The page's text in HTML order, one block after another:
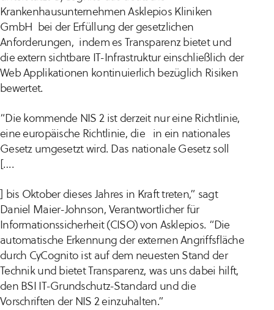
Krankenhausunternehmen Asklepios Kliniken
GmbH bei der Erfüllung der gesetzlichen
Anforderungen, indem es Transparenz bietet und
die extern sichtbare IT-Infrastruktur einschließlich der
Web Applikationen kontinuierlich bezüglich Risiken
bewertet.
“Die kommende NIS 2 ist derzeit nur eine Richtlinie,
eine europäische Richtlinie, die in ein nationales
Gesetz umgesetzt wird. Das nationale Gesetz soll
[….
] bis Oktober dieses Jahres in Kraft treten,” sagt
Daniel Maier-Johnson, Verantwortlicher für
Informationssicherheit (CISO) von Asklepios. “Die
automatische Erkennung der externen Angriffsfläche
durch CyCognito ist auf dem neuesten Stand der
Technik und bietet Transparenz, was uns dabei hilft,
den BSI IT-Grundschutz-Standard und die
Vorschriften der NIS 2 einzuhalten.”